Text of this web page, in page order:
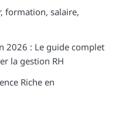
formation, salaire,
2026 : Le guide complet
la gestion RH
Riche en